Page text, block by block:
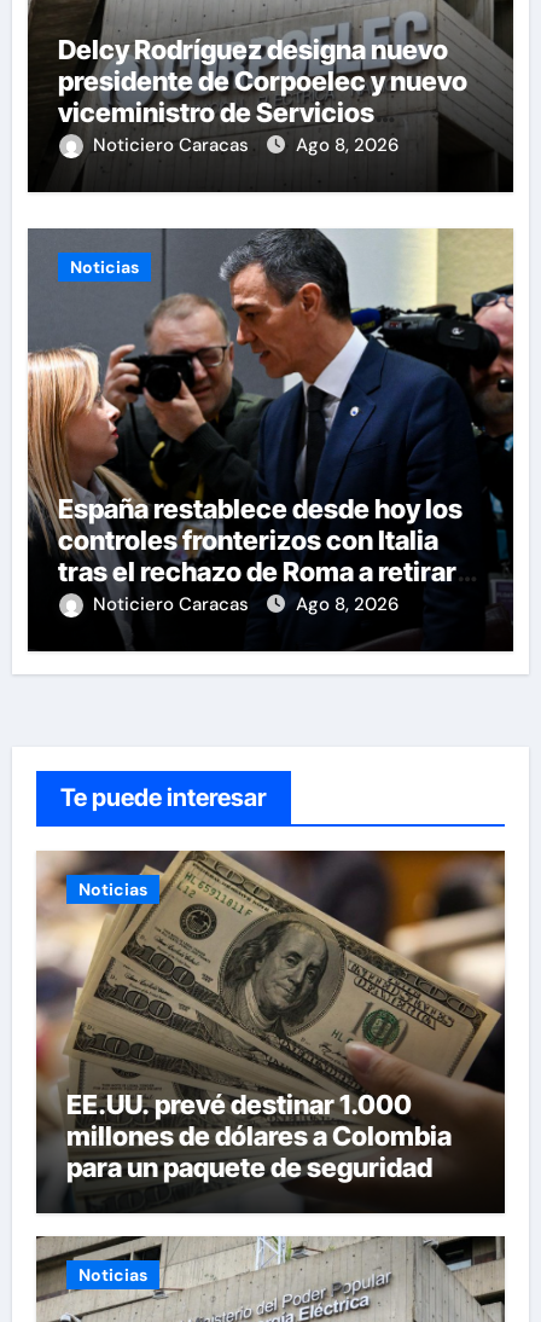
Delcy Rodríguez designa nuevo
presidente de Corpoelec y nuevo
viceministro de Servicios
Eléctricos
Noticiero Caracas Ago 8, 2026
Noticias
España restablece desde hoy los
controles fronterizos con Italia
tras el rechazo de Roma a retirar
las restricciones
Noticiero Caracas Ago 8, 2026
Te puede interesar
Noticias
EE.UU. prevé destinar 1.000
millones de dólares a Colombia
para un paquete de seguridad
Noticias